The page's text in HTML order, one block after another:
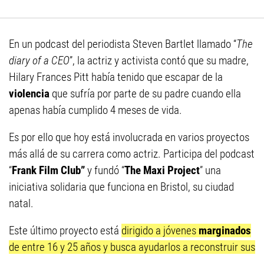
En un podcast del periodista Steven Bartlet llamado “The
diary of a CEO”, la actriz y activista contó que su madre,
Hilary Frances Pitt había tenido que escapar de la
violencia que sufría por parte de su padre cuando ella
apenas había cumplido 4 meses de vida.
Es por ello que hoy está involucrada en varios proyectos
más allá de su carrera como actriz. Participa del podcast
“Frank Film Club”y fundó “The Maxi Project” una
iniciativa solidaria que funciona en Bristol, su ciudad
natal.
Este último proyecto está dirigido a jóvenes marginados
de entre 16 y 25 años y busca ayudarlos a reconstruir sus